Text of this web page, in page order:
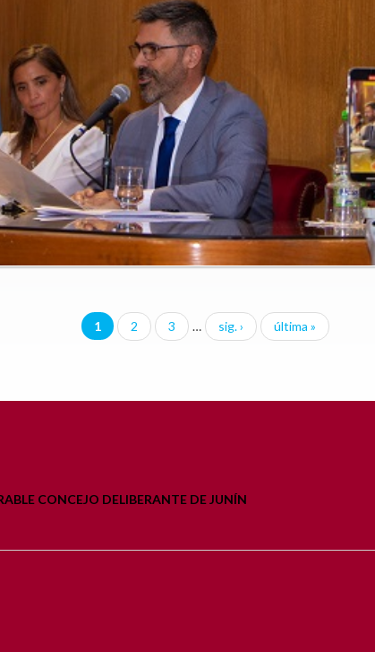
1 2 3 … sig. › última »
CONCEJO DELIBERANTE DE JUNÍN